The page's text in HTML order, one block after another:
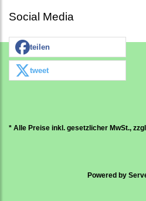
Social Media
teilen
tweet
* Alle Preise inkl. gesetzlicher MwSt.,
Powered by